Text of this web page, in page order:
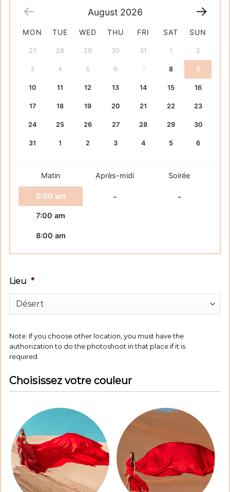
August 2026
MON TUE WED THU FRI SAT SUN
27 28 29 30 31 1 2
3 4 5 6 7 8 9
10 11 12 13 14 15 16
17 18 19 20 21 22 23
24 25 26 27 28 29 30
31 1 2 3 4 5 6
Matin
6:00 am
7:00 am
8:00 am
Après-midi
-
Soirée
-
Lieu *
Note: If you choose other location, you must have the
authorization to do the photoshoot in that place if it is
required
Choisissez votre couleur
Couleur
Robe *